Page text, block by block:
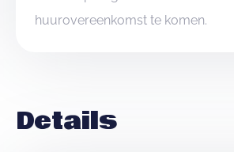
huurovereenkomst te komen.
Details